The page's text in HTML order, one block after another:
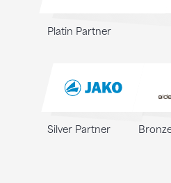
Platin Partner
Silver Partner